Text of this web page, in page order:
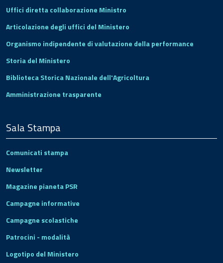
Uffici diretta collaborazione Ministro
Articolazione degli uffici del Ministero
Organismo indipendente di valutazione della performance
Storia del Ministero
Biblioteca Storica Nazionale dell'Agricoltura
Amministrazione trasparente
Sala Stampa
Comunicati stampa
Newsletter
Magazine pianeta PSR
Campagne informative
Campagne scolastiche
Patrocini - modalità
Logotipo del Ministero